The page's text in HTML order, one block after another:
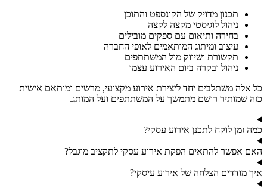
תכנון מדויק של הקונספט והתוכן
ניהול לוגיסטי מקצה לקצה
בחירה ותיאום עם ספקים מובילים
עיצוב ומיתוג המותאמים לאופי החברה
תקשורת ושיווק מול המשתתפים
ניהול ובקרה ביום האירוע עצמו
כל אלה משתלבים יחד ליצירת אירוע מקצועי, מרשים ומותאם אישית
כזה שמותיר רושם מתמשך על המשתתפים ועל המותג.
כמה זמן לוקח לתכנן אירוע עסקי?
האם אפשר להתאים הפקת אירוע עסקי לתקציב מוגבל?
איך מודדים הצלחה של אירוע עיסקי?